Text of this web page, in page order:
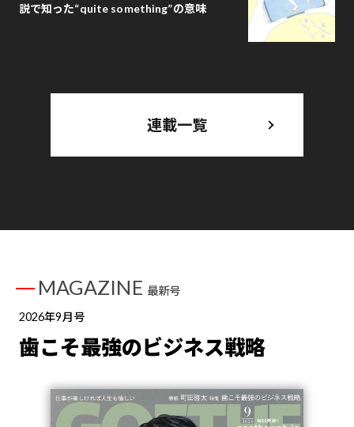
説で知った“quite something”の意味
連載一覧
MAGAZINE 最新号
2026年9月号
歯こそ最強のビジネス戦略